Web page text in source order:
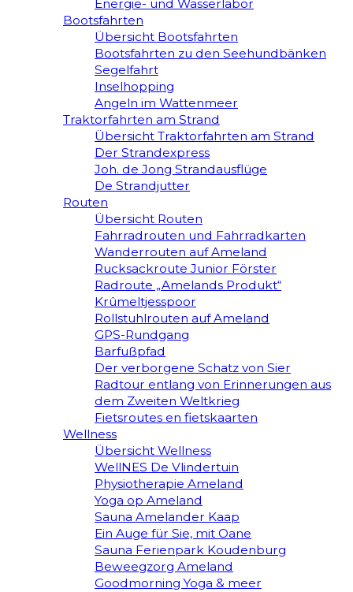
Energie- und Wasserlabor
Bootsfahrten
Übersicht Bootsfahrten
Bootsfahrten zu den Seehundbänken
Segelfahrt
Inselhopping
Angeln im Wattenmeer
Traktorfahrten am Strand
Übersicht Traktorfahrten am Strand
Der Strandexpress
Joh. de Jong Strandausflüge
De Strandjutter
Routen
Übersicht Routen
Fahrradrouten und Fahrradkarten
Wanderrouten auf Ameland
Rucksackroute Junior Förster
Radroute „Amelands Produkt“
Krûmeltjesspoor
Rollstuhlrouten auf Ameland
GPS-Rundgang
Barfußpfad
Der verborgene Schatz von Sier
Radtour entlang von Erinnerungen aus
dem Zweiten Weltkrieg
Fietsroutes en fietskaarten
Wellness
Übersicht Wellness
WellNES De Vlindertuin
Physiotherapie Ameland
Yoga op Ameland
Sauna Amelander Kaap
Ein Auge für Sie, mit Oane
Sauna Ferienpark Koudenburg
Beweegzorg Ameland
Goodmorning Yoga & meer